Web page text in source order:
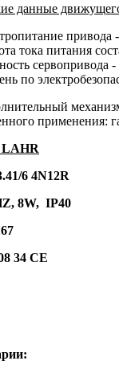
данные
привода -
тока питания
сервопривода -
по
механизм
применения:
LAHR
6 4N12R
8W, IP40
34 CE